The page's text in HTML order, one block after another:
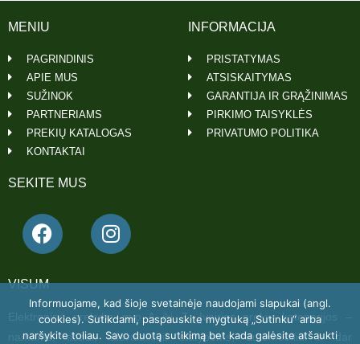
VISUM
Elektroninė prekyba nuo A iki Z. Įvairios prekių kategorijos –
namams, sodui, laisvalaikiui, statyboms, automobiliui ir dar
SEKITE MUS
INFORMACIJA
PRISTATYMAS
ATSISKAITYMAS
GARANTIJA IR GRĄŽINIMAS
PIRKIMO TAISYKLĖS
PRIVATUMO POLITIKA
MENIU
PAGRINDINIS
APIE MUS
SUŽINOK
PARTNERIAMS
PREKIŲ KATALOGAS
KONTAKTAI
Informuojame, kad šioje svetainėje naudojami slapukai (angl.
cookies). Sutikdami, paspauskite mygtuką „Sutinku“ arba
naršykite toliau. Savo duotą sutikimą bet kada galėsite atšaukti